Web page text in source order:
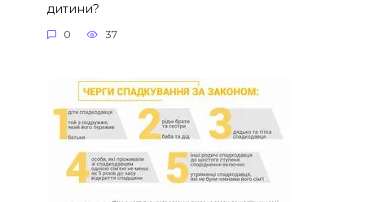
дитини?
0 37